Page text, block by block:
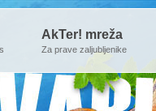
AkTer! mreža
Za prave zaljubljenike